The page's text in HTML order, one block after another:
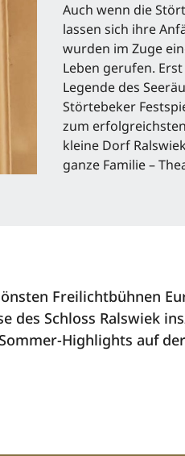
Auch wenn die
lassen sich ihre
wurden im Zuge
Leben gerufen.
Legende des
Störtebeker
zum
kleine Dorf
ganze Familie –
Freilichtbühnen
des Schloss Ralswiek
Highlights auf